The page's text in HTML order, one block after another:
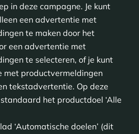
in deze campagne. Je kunt
een advertentie met
te maken door het
een advertentie met
te selecteren, of je kunt
met productvermeldingen
tekstadvertentie. Op deze
het productdoel ‘Alle
‘Automatische doelen’ (dit